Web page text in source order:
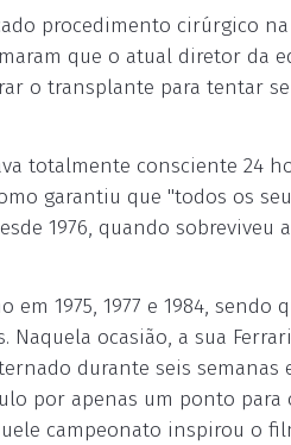
procedimento cirúrgico
que o atual diretor da
o transplante para tentar
totalmente consciente 24
garantiu que "todos os
1976, quando sobreviveu
1975, 1977 e 1984,
ocasião, a sua
durante seis
por apenas um ponto para
campeonato inspirou o